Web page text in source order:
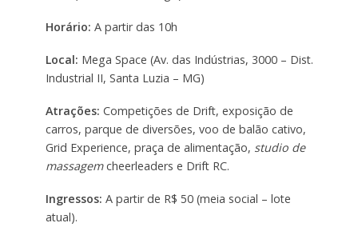
Horário: A partir das 10h
Local: Mega Space (Av. das Indústrias, 3000 – Dist.
Industrial II, Santa Luzia – MG)
Atrações: Competições de Drift, exposição de
carros, parque de diversões, voo de balão cativo,
Grid Experience, praça de alimentação, studio de
massagemcheerleaders e Drift RC.
Ingressos: A partir de R$ 50 (meia social – lote
atual).